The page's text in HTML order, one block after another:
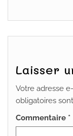
Laisser
Votre adresse
obligatoires
Commentaire *